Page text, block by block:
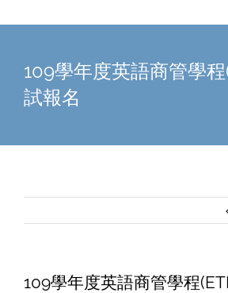
109學年度英語商管學
試報名
109學年度英語商管學程